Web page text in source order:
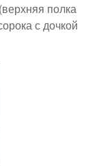
полка
с дочкой